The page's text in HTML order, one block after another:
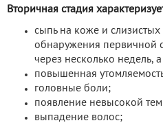
Вторичная стадия
сыпь на коже и слизистых
обнаружения первичной
через несколько недель,
повышенная
головные боли;
появление невысокой
выпадение волос;